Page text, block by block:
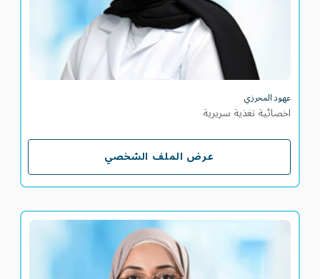
عهود المحرزي
اخصائية تغذية سريرية
عرض الملف الشخصي
عرض الملف الشخصي
فاطمة الحلايقة
أخصائية تغذية سريرية أولى